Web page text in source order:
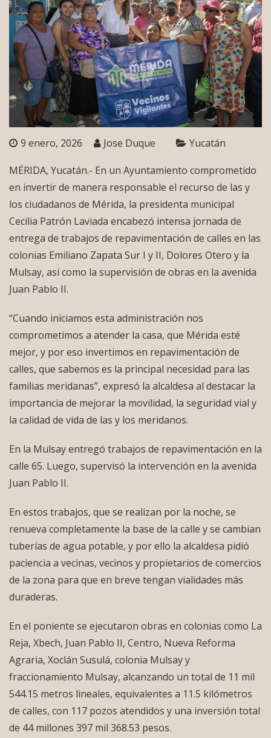
9 enero, 2026 Jose Duque Yucatán
MÉRIDA, Yucatán.- En un Ayuntamiento comprometido
en invertir de manera responsable el recurso de las y
los ciudadanos de Mérida, la presidenta municipal
Cecilia Patrón Laviada encabezó intensa jornada de
entrega de trabajos de repavimentación de calles en las
colonias Emiliano Zapata Sur I y II, Dolores Otero y la
Mulsay, así como la supervisión de obras en la avenida
Juan Pablo II.
“Cuando iniciamos esta administración nos
comprometimos a atender la casa, que Mérida esté
mejor, y por eso invertimos en repavimentación de
calles, que sabemos es la principal necesidad para las
familias meridanas”, expresó la alcaldesa al destacar la
importancia de mejorar la movilidad, la seguridad vial y
la calidad de vida de las y los meridanos.
En la Mulsay entregó trabajos de repavimentación en la
calle 65. Luego, supervisó la intervención en la avenida
Juan Pablo II.
En estos trabajos, que se realizan por la noche, se
renueva completamente la base de la calle y se cambian
tuberías de agua potable, y por ello la alcaldesa pidió
paciencia a vecinas, vecinos y propietarios de comercios
de la zona para que en breve tengan vialidades más
duraderas.
En el poniente se ejecutaron obras en colonias como La
Reja, Xbech, Juan Pablo II, Centro, Nueva Reforma
Agraria, Xoclán Susulá, colonia Mulsay y
fraccionamiento Mulsay, alcanzando un total de 11 mil
544.15 metros lineales, equivalentes a 11.5 kilómetros
de calles, con 117 pozos atendidos y una inversión total
de 44 millones 397 mil 368.53 pesos.